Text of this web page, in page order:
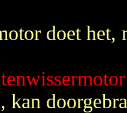
doet het,
kan